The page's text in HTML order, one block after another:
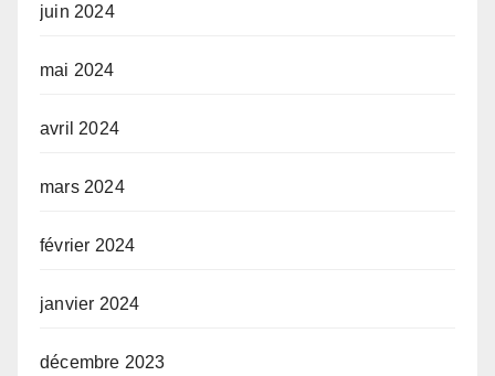
juin 2024
mai 2024
avril 2024
mars 2024
février 2024
janvier 2024
décembre 2023